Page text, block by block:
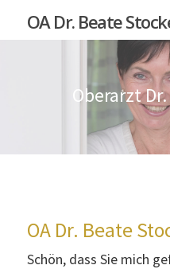
Hit enter to search or
OA Dr. Beate
Oberarzt
OA Dr. Beate
Schön, dass Sie mich